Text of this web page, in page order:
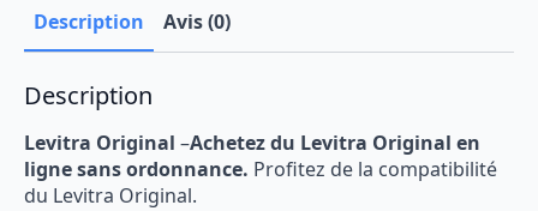
Description Avis (0)
Description
Levitra Original –Achetez du Levitra Original en
ligne sans ordonnance. Profitez de la compatibilité
du Levitra Original.